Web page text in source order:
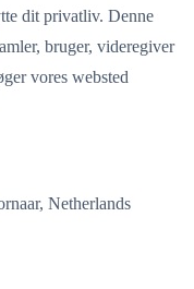
dit privatliv. Denne
bruger, videregiver
vores websted
Netherlands